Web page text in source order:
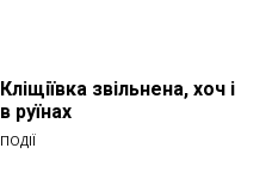
Кліщіївка звільнена, хоч і
в руїнах
ПОДІЇ